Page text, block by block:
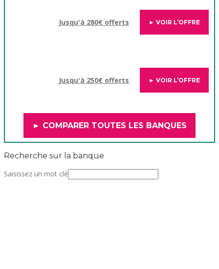
Jusqu'à 280€ offerts ► VOIR L’OFFRE
Jusqu'à 250€ offerts ► VOIR L’OFFRE
► COMPARER TOUTES LES BANQUES
Recherche sur la banque
Saisissez un mot clé